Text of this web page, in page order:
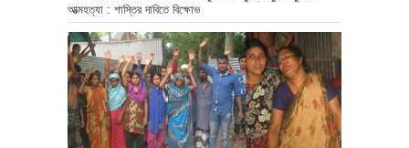
আত্মহত্যা : শাস্তির দাবিতে বিক্ষোভ